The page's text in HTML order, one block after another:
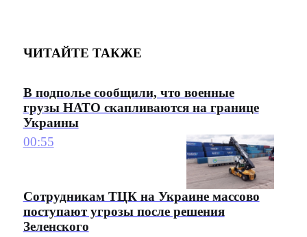
ЧИТАЙТЕ ТАКЖЕ
В подполье сообщили, что военные
грузы НАТО скапливаются на границе
Украины
00:55
Сотрудникам ТЦК на Украине массово
поступают угрозы после решения
Зеленского